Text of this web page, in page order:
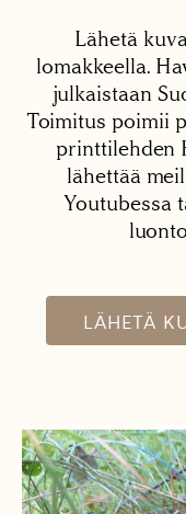
Lähetä
lomakkeella.
julkaistaan
Toimitus poimii
printtilehden
lähettää
Youtubessa
LÄHETÄ